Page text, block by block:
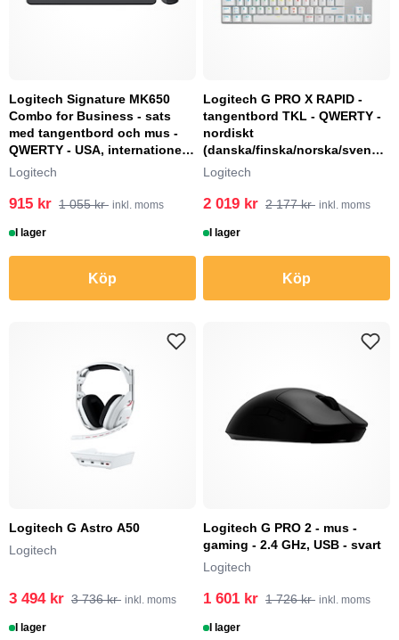
Logitech Signature MK650
Combo for Business - sats
med tangentbord och mus -
QWERTY - USA, internationellt
- grafit Inma...
Logitech
915 kr 1 055 kr inkl. moms
I lager
Köp
Logitech G PRO X RAPID -
tangentbord TKL - QWERTY -
nordiskt
(danska/finska/norska/svensk
a) - vit Inmatningsenhet
Logitech
2 019 kr 2 177 kr inkl. moms
I lager
Köp
Logitech G Astro A50
Logitech
3 494 kr 3 736 kr inkl. moms
I lager
Logitech G PRO 2 - mus -
gaming - 2.4 GHz, USB - svart
Logitech
1 601 kr 1 726 kr inkl. moms
I lager